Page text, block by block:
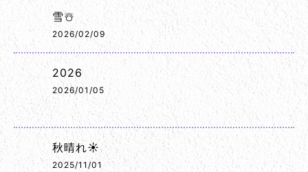
雪☃️
2026/02/09
2026
2026/01/05
秋晴れ☀️
2025/11/01